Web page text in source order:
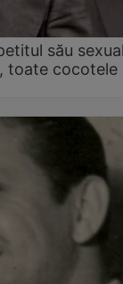
său
toate cocotele